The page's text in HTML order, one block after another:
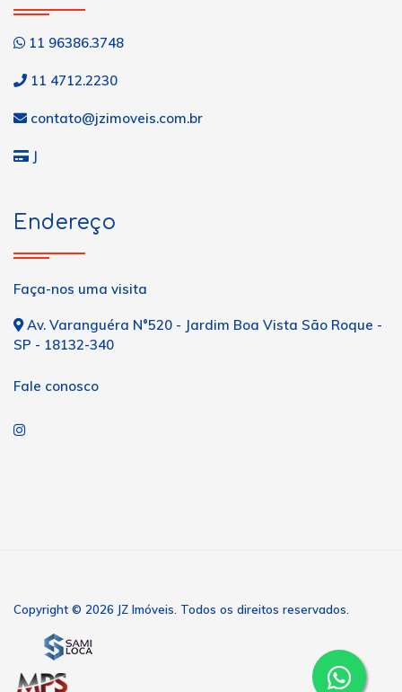
11 96386.3748
11 4712.2230
contato@jzimoveis.com.br
J
Endereço
Faça-nos uma visita
Av. Varanguéra N°520 - Jardim Boa Vista São Roque -
SP - 18132-340
Fale conosco
Copyright © 2026 JZ Imóveis. Todos os direitos reservados.